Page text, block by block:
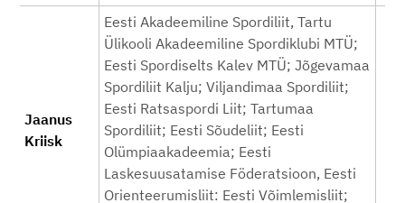
Jaanus
Kriisk
Eesti Akadeemiline Spordiliit, Tartu
Ülikooli Akadeemiline Spordiklubi MTÜ;
Eesti Spordiselts Kalev MTÜ; Jõgevamaa
Spordiliit Kalju; Viljandimaa Spordiliit;
Eesti Ratsaspordi Liit; Tartumaa
Spordiliit; Eesti Sõudeliit; Eesti
Olümpiaakadeemia; Eesti
Laskesuusatamise Föderatsioon, Eesti
Orienteerumisliit: Eesti Võimlemisliit;